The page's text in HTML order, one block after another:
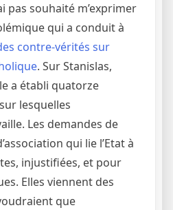
pas souhaité m’exprimer
qui a conduit à
contre-vérités sur
. Sur Stanislas,
a établi quatorze
lesquelles
Les demandes de
qui lie l’Etat à
injustifiées, et pour
Elles viennent des
que